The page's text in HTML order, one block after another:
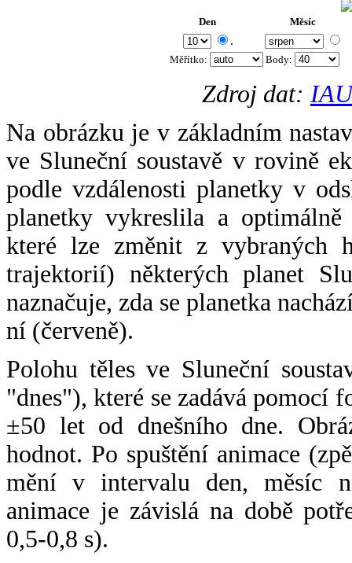
Den Měsíc
.
Měřítko: Body:
Zdroj dat:
Na obrázku je v základním
ve Sluneční soustavě v rovině
podle vzdálenosti planetky v
planetky vykreslila a
které lze změnit z vybraných
trajektorií) některých planet
naznačuje, zda se planetka
ní (červeně).
Polohu těles ve Sluneční
"dnes"), které se zadává pomocí
±50 let od dnešního dne.
hodnot. Po spuštění animace
mění v intervalu den, měsíc
animace je závislá na době
0,5-0,8 s).